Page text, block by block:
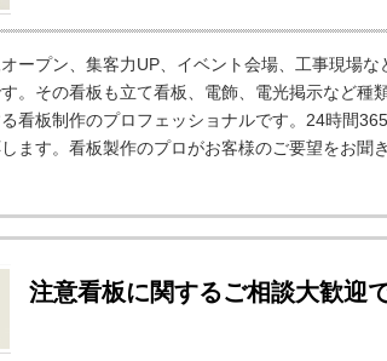
ープン、集客力UP、イベント会場、工事現場
。その看板も立て看板、電飾、電光掲示など種
看板制作のプロフェッショナルです。24時間
ます。看板製作のプロがお客様のご要望をお聞
注意看板に関するご相談大歓迎